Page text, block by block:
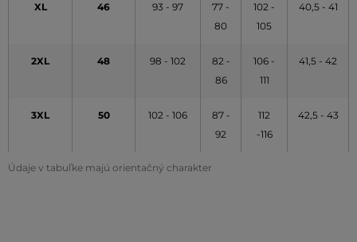
Údaje v tabuľke majú orientačný charakter
XL 46 93 - 97
77 -
80
102 -
105
40,5 - 41
2XL 48 98 - 102
82 -
86
106 -
111
41,5 - 42
3XL 50 102 - 106
87 -
92
112
-116
42,5 - 43